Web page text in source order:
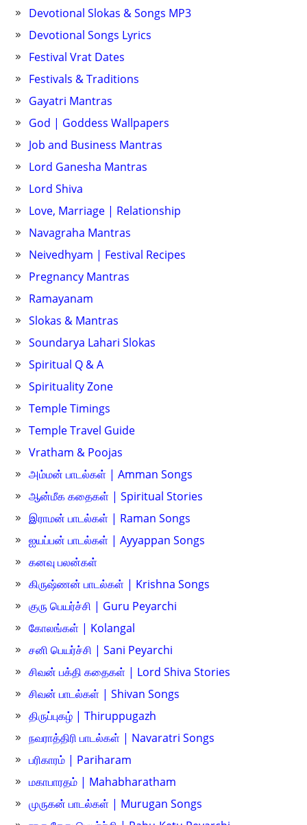
Devotional Slokas & Songs MP3
Devotional Songs Lyrics
Festival Vrat Dates
Festivals & Traditions
Gayatri Mantras
God | Goddess Wallpapers
Job and Business Mantras
Lord Ganesha Mantras
Lord Shiva
Love, Marriage | Relationship
Navagraha Mantras
Neivedhyam | Festival Recipes
Pregnancy Mantras
Ramayanam
Slokas & Mantras
Soundarya Lahari Slokas
Spiritual Q & A
Spirituality Zone
Temple Timings
Temple Travel Guide
Vratham & Poojas
அம்மன் பாடல்கள் | Amman Songs
ஆன்மீக கதைகள் | Spiritual Stories
இராமன் பாடல்கள் | Raman Songs
ஐயப்பன் பாடல்கள் | Ayyappan Songs
கனவு பலன்கள்
கிருஷ்ணன் பாடல்கள் | Krishna Songs
குரு பெயர்ச்சி | Guru Peyarchi
கோலங்கள் | Kolangal
சனி பெயர்ச்சி | Sani Peyarchi
சிவன் பக்தி கதைகள் | Lord Shiva Stories
சிவன் பாடல்கள் | Shivan Songs
திருப்புகழ் | Thiruppugazh
நவராத்திரி பாடல்கள் | Navaratri Songs
பரிகாரம் | Pariharam
மகாபாரதம் | Mahabharatham
முருகன் பாடல்கள் | Murugan Songs